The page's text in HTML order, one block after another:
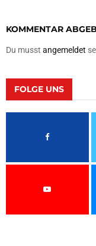
KOMMENTAR
Du musst angemeldet
FOLGE UNS